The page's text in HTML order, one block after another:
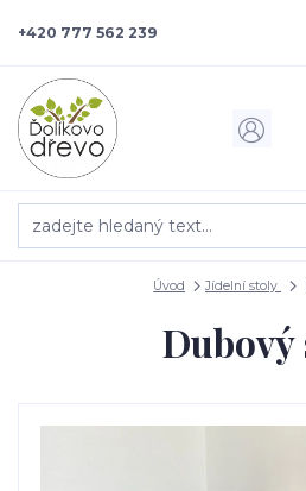
+420 777 562 239
Úvod Jídelní stoly